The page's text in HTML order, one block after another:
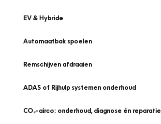
EV & Hybride
Automaatbak spoelen
Remschijven afdraaien
ADAS of Rijhulp systemen onderhoud
CO₂-airco: onderhoud, diagnose én reparatie